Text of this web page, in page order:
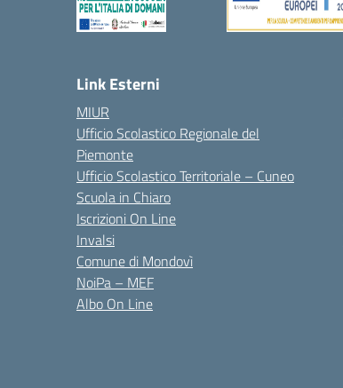
Link Esterni
MIUR
Ufficio Scolastico Regionale del
Piemonte
Ufficio Scolastico Territoriale – Cuneo
Scuola in Chiaro
Iscrizioni On Line
Invalsi
Comune di Mondovì
NoiPa – MEF
Albo On Line